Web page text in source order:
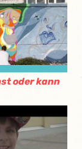
oder kann